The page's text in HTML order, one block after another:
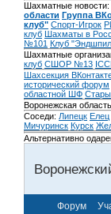
Шахматные новости:
области Группа
клуб" Спорт-Игрок
клуб Шахматы в
№101 Клуб
Шахматные
клуб СШОР №13
Шахсекция
исторический форум
областной ШФ
Воронежская
Соседи: Липецк Елец
Мичуринск Курск
Альтернативно
Форум